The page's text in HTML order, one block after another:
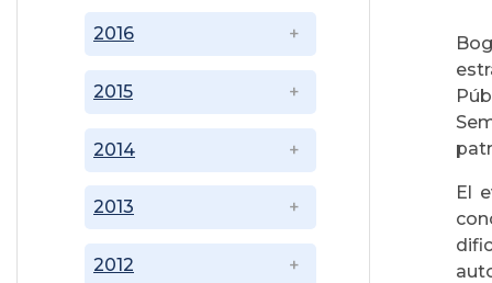
2012
2013
2014
2015
2016
El